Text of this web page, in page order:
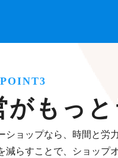
POINT3
がもっ
ショップなら、時間と労
減らすことで、ショップ